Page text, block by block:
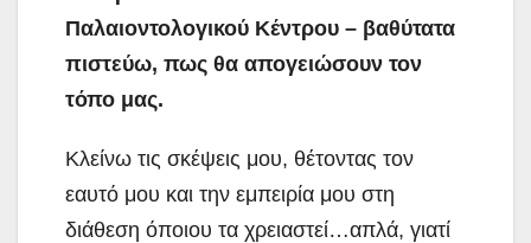
Παλαιοντολογικού Κέντρου – βαθύτατα
πιστεύω, πως θα απογειώσουν τον
τόπο μας.
Κλείνω τις σκέψεις μου, θέτοντας τον
εαυτό μου και την εμπειρία μου στη
διάθεση όποιου τα χρειαστεί…απλά, γιατί